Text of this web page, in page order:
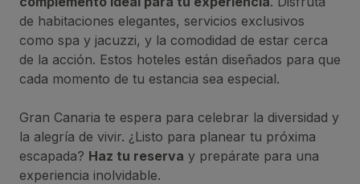
de habitaciones elegantes, servicios exclusivos
como spa y jacuzzi, y la comodidad de estar cerca
de la acción. Estos hoteles están diseñados para que
cada momento de tu estancia sea especial.
Gran Canaria te espera para celebrar la diversidad y
la alegría de vivir. ¿Listo para planear tu próxima
escapada? Haz tu reserva y prepárate para una
experiencia inolvidable.